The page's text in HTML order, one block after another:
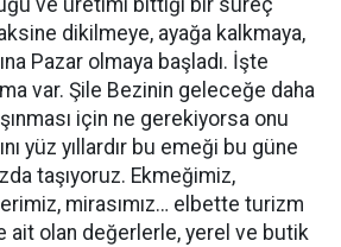
ve üretimi bittiği bir süreç
dikilmeye, ayağa kalkmaya,
Pazar olmaya başladı. İşte
var. Şile Bezinin geleceğe daha
için ne gerekiyorsa onu
yüz yıllardır bu emeği bu güne
taşıyoruz. Ekmeğimiz,
mirasımız… elbette turizm
ait olan değerlerle, yerel ve butik